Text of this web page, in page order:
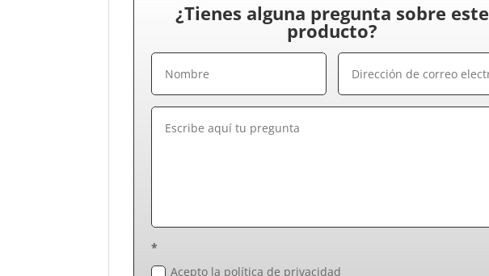
¿Tienes alguna pregunta sobre este
producto?
*
Acepto la política de privacidad